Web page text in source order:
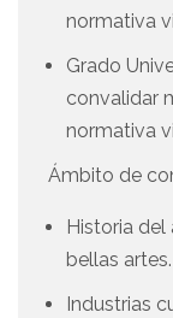
normativa
Grado
convalidar
normativa
Ámbito de
Historia
bellas artes.
Industrias